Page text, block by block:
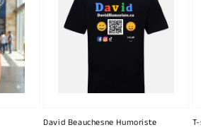
David Beauchesne Humoriste